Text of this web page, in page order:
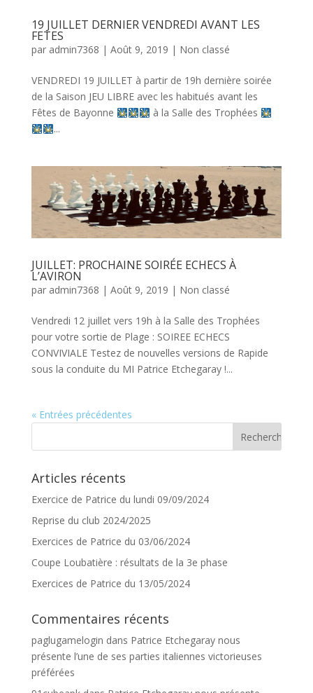
19 JUILLET DERNIER VENDREDI AVANT LES
FETES
par admin7368 | Août 9, 2019 | Non classé
VENDREDI 19 JUILLET à partir de 19h dernière soirée
de la Saison JEU LIBRE avec les habitués avant les
Fêtes de Bayonne
à la Salle des Trophées
...
JUILLET: PROCHAINE SOIRÉE ECHECS À
L’AVIRON
par admin7368 | Août 9, 2019 | Non classé
Vendredi 12 juillet vers 19h à la Salle des Trophées
pour votre sortie de Plage : SOIREE ECHECS
CONVIVIALE Testez de nouvelles versions de Rapide
sous la conduite du MI Patrice Etchegaray !...
« Entrées précédentes
Articles récents
Exercice de Patrice du lundi 09/09/2024
Reprise du club 2024/2025
Exercices de Patrice du 03/06/2024
Coupe Loubatière : résultats de la 3e phase
Exercices de Patrice du 13/05/2024
Commentaires récents
paglugamelogin dans Patrice Etchegaray nous
présente l’une de ses parties italiennes victorieuses
préférées